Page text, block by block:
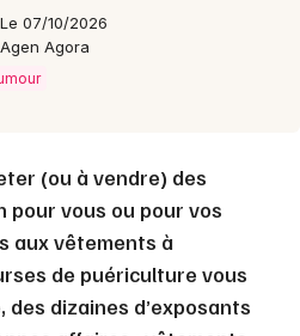
m'abonne
Le 07/10/2026
Agen Agora
(ou à vendre) des
pour vous ou pour vos
aux vêtements à
de puériculture vous
dizaines d’exposants